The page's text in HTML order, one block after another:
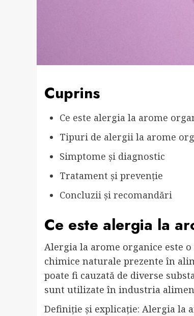
Cuprins
Ce este alergia la arome
Tipuri de alergii la arome
Simptome și diagnostic
Tratament și prevenție
Concluzii și recomandări
Ce este alergia la
Alergia la arome organice este
chimice naturale prezente în
poate fi cauzată de diverse
sunt utilizate în industria
Definiție și explicație: Alergia la